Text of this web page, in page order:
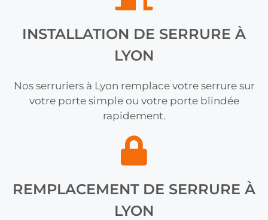
INSTALLATION DE SERRURE À
LYON
Nos serruriers à Lyon remplace votre serrure sur
votre porte simple ou votre porte blindée
rapidement.
REMPLACEMENT DE SERRURE À
LYON